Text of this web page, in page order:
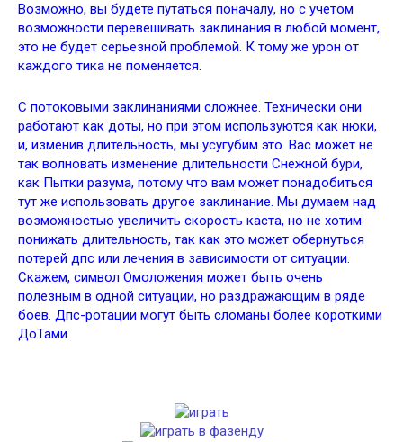
Возможно, вы будете путаться поначалу, но с учетом
возможности перевешивать заклинания в любой момент,
это не будет серьезной проблемой. К тому же урон от
каждого тика не поменяется.
С потоковыми заклинаниями сложнее. Технически они
работают как доты, но при этом используются как нюки,
и, изменив длительность, мы усугубим это. Вас может не
так волновать изменение длительности Снежной бури,
как Пытки разума, потому что вам может понадобиться
тут же использовать другое заклинание. Мы думаем над
возможностью увеличить скорость каста, но не хотим
понижать длительность, так как это может обернуться
потерей дпс или лечения в зависимости от ситуации.
Скажем, символ Омоложения может быть очень
полезным в одной ситуации, но раздражающим в ряде
боев. Дпс-ротации могут быть сломаны более короткими
ДоТами.